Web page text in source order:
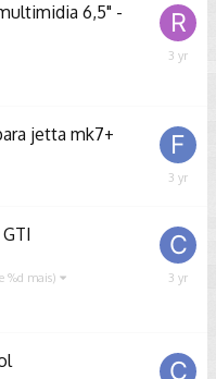
6,5" -
April
jetta mk7+
March
%d mais)
March